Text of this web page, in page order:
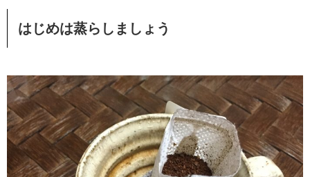
はじめは蒸らしましょう